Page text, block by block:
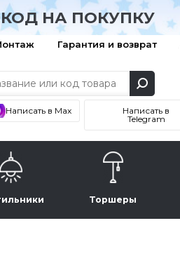
НА ПОКУПКУ
Гарантия и возврат
Написать в Max
Написать в
Telegram
Торшеры